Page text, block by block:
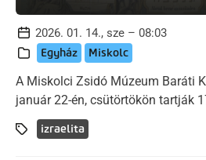
2026. 01. 14., sze – 08:03
Egyház Miskolc
A Miskolci Zsidó Múzeum Baráti
január 22-én, csütörtökön tartják
izraelita